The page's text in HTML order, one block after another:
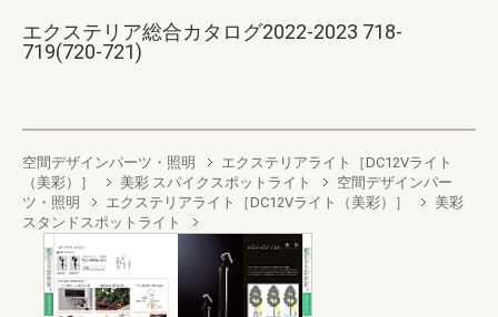
エクステリア総合カタログ2022-2023 718-
719(720-721)
空間デザインパーツ・照明
エクステリアライト［DC12Vライト
（美彩）］
美彩 スパイクスポットライト
空間デザインパー
ツ・照明
エクステリアライト［DC12Vライト（美彩）］
美彩
スタンドスポットライト